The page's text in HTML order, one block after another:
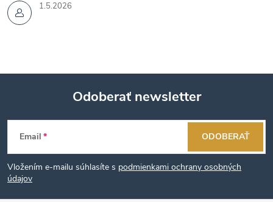
y
ý
i
s
u
1.5.2026
Z
á
p
Odoberať newsletter
Email
Vložením e-mailu súhlasíte s podmienkami ochrany osobných
údajov
ODOBERAŤ